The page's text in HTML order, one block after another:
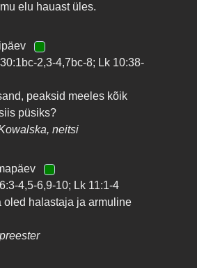
elu hauast üles.
2,3-4,7bc-8; Lk 10:38-
peaksid meeles kõik
püsiks?
neitsi
4,5-6,9-10; Lk 11:1-4
oled halastaja ja armuline